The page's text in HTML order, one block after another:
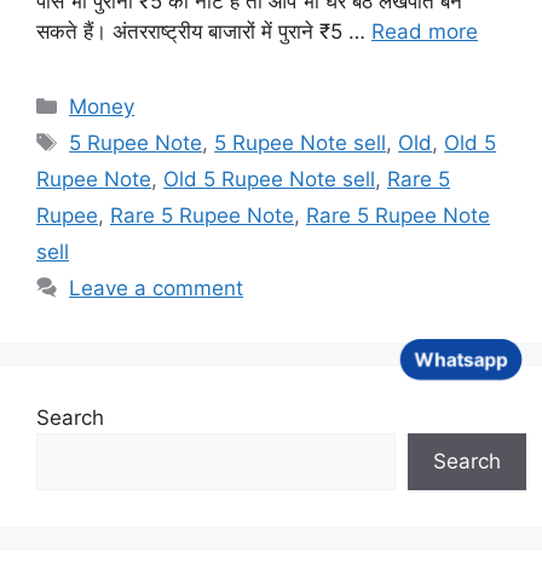
Whatsapp
सकते हैं। अंतरराष्ट्रीय बाजारों में पुराने ₹5 … Read more
Categories
Money
Tags
5 Rupee Note, 5 Rupee Note sell, Old, Old 5
Rupee Note, Old 5 Rupee Note sell, Rare 5
Rupee, Rare 5 Rupee Note, Rare 5 Rupee Note
sell
Leave a comment
Search
Search